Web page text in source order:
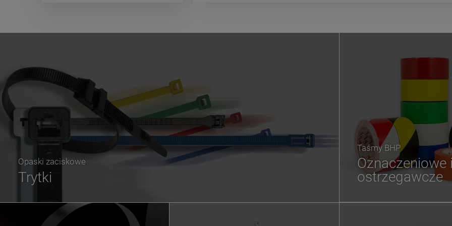
Opaski zaciskowe
Trytki
Taśmy BHP
Oznaczeniowe
ostrzegawcze